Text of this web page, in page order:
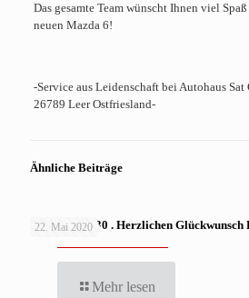
Das gesamte Team wünscht Ihnen viel
neuen Mazda 6!
-Service aus Leidenschaft bei Autohaus
26789 Leer Ostfriesland-
Ähnliche Beiträge
22. Mai 2020
MAZDA CX-30 . Herzlichen
Mehr lesen